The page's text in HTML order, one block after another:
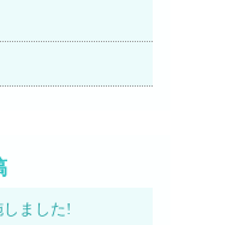
ました!